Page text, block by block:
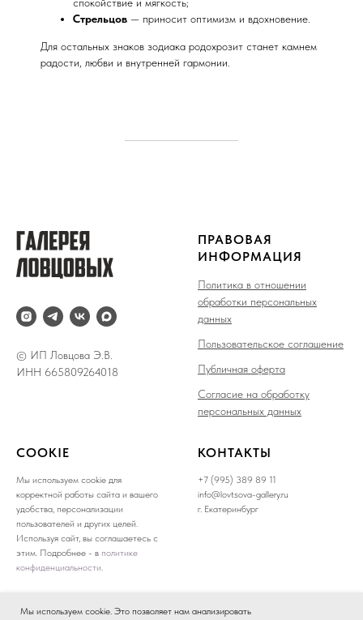
Мы используем cookie. Это позволяет нам анализировать
Стрельцов — приносит оптимизм и вдохновение.
Для остальных знаков зодиака родохрозит станет камнем
радости, любви и внутренней гармонии.
© ИП Ловцова Э.В.
ИНН 665809264018
ПРАВОВАЯ
ИНФОРМАЦИЯ
Политика в отношении
обработки персональных
данных
Пользовательское соглашение
Публичная оферта
Согласие на обработку
персональных данных
COOKIE
Мы используем cookie для
корректной работы сайта и вашего
удобства, персонализации
пользователей и других целей.
Используя сайт, вы соглашаетесь с
этим. Подробнее - в политике
конфиденциальности.
КОНТАКТЫ
+7 (995) 389 89 11
info@lovtsova-gallery.ru
г. Екатеринбург